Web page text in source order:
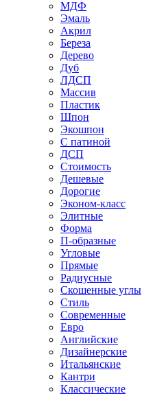
МДФ
Эмаль
Акрил
Береза
Дерево
Дуб
ЛДСП
Массив
Пластик
Шпон
Экошпон
С патиной
ДСП
Стоимость
Дешевые
Дорогие
Эконом-класс
Элитные
Форма
П-образные
Угловые
Прямые
Радиусные
Скошенные углы
Стиль
Современные
Евро
Английские
Дизайнерские
Итальянские
Кантри
Классические